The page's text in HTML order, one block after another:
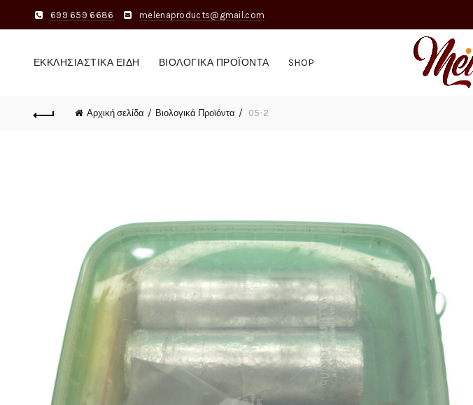
699 659 6686 melenaproducts@gmail.com
ΕΚΚΛΗΣΙΑΣΤΙΚΆ ΕΊΔΗ ΒΙΟΛΟΓΙΚΆ ΠΡΟΪΌΝΤΑ SHOP
Αρχική σελίδα Βιολογικά Προϊόντα 05-2